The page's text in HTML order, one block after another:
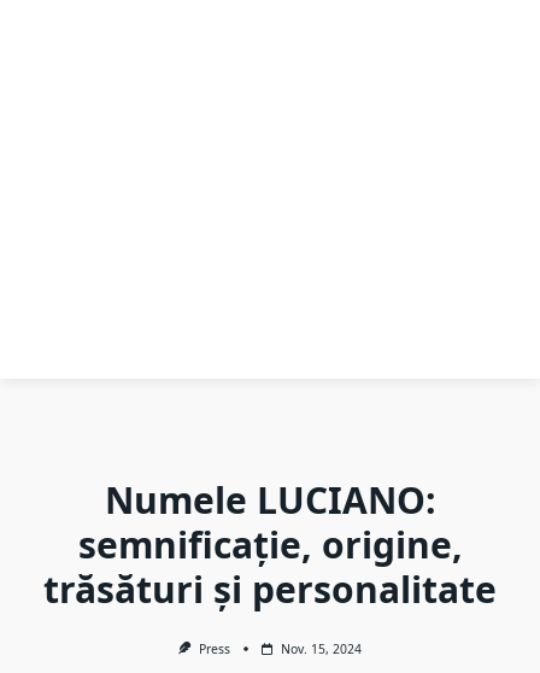
Numele LUCIANO:
semnificație, origine,
trăsături și personalitate
Press Nov. 15, 2024